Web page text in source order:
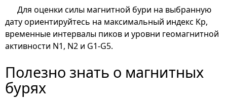
Для оценки силы магнитной бури на выбранную
дату ориентируйтесь на максимальный индекс Kp,
временные интервалы пиков и уровни геомагнитной
активности N1, N2 и G1-G5.
Полезно знать о магнитных
бурях